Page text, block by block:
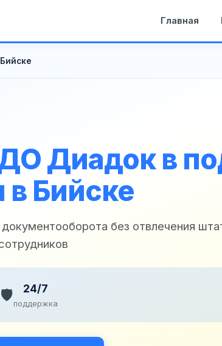
Главная
Диадок в
в Бийске
без отвлечения
🛡️ 24/7
поддержка